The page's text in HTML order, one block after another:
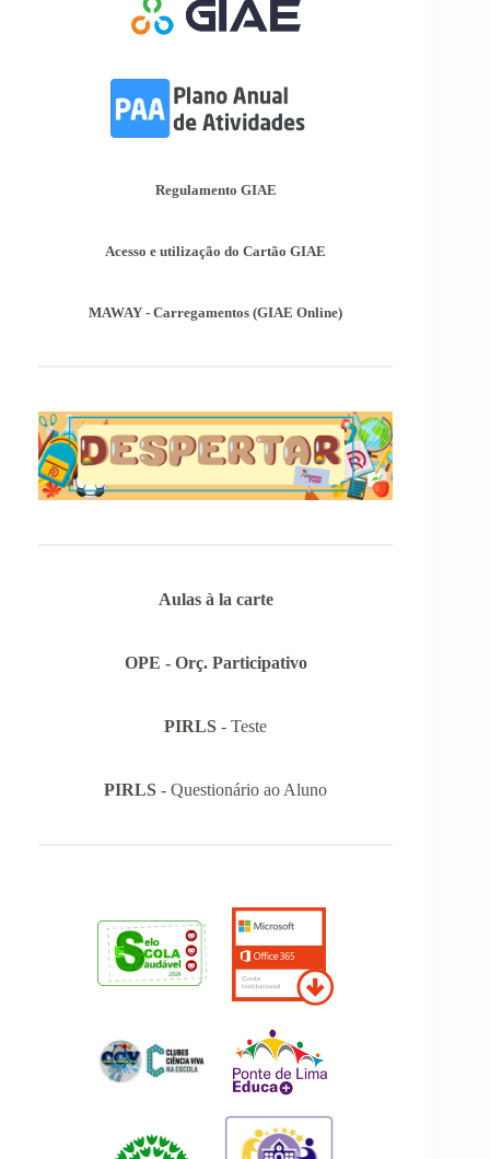
Afixação das Pautas de Avaliação dos 2º
Nos termos do Artigo 36º da Portaria nº 223-
A/2018, de 3 de Agosto, são afixadas hoje, dia
18 de junho de 2026, as pautas de avaliação do
3º Período dos 2º e 3º Ciclos do Ensino Básico.
Equivalência à Frequência (PEF)
as mesmas podem ser consultadas no separador
Regulamento GIAE
Acesso e utilização do Cartão GIAE
MAWAY - Carregamentos (GIAE Online)
Aulas à la carte
OPE - Orç. Participativo
PIRLS - Teste
PIRLS - Questionário ao Aluno